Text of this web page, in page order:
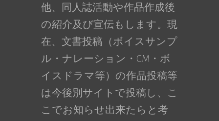
他、同人誌活動や作品作成後
の紹介及び宣伝もします。現
在、文書投稿（ボイスサンプ
ル・ナレーション・CM・ボ
イスドラマ等）の作品投稿等
は今後別サイトで投稿し、こ
こでお知らせ出来たらと考